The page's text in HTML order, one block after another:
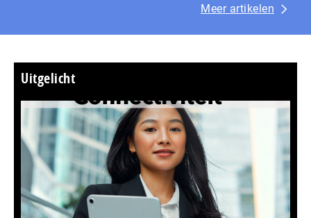
Meer artikelen
Uitgelicht